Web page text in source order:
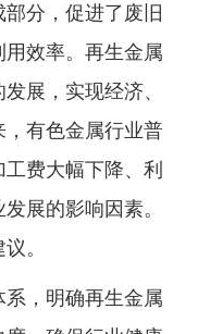
分，促进了废旧
效率。再生金属
展，实现经济、
有色金属行业普
费大幅下降、利
展的影响因素。
。
，明确再生金属